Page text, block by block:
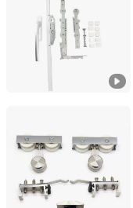
Guangdong, China
Gaoyao District Jinli
Guangdong, China